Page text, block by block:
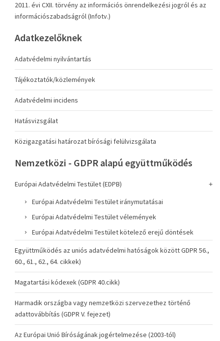
2011. évi CXII. törvény az információs önrendelkezési jogról és az
információszabadságról (Infotv.)
Adatkezelőknek
Adatvédelmi nyilvántartás
Tájékoztatók/közlemények
Adatvédelmi incidens
Hatásvizsgálat
Közigazgatási határozat bírósági felülvizsgálata
Nemzetközi - GDPR alapú együttműködés
Európai Adatvédelmi Testület (EDPB)
Európai Adatvédelmi Testület iránymutatásai
Európai Adatvédelmi Testület vélemények
Európai Adatvédelmi Testület kötelező erejű döntések
Együttműködés az uniós adatvédelmi hatóságok között GDPR 56.,
60., 61., 62., 64. cikkek)
Magatartási kódexek (GDPR 40.cikk)
Harmadik országba vagy nemzetközi szervezethez történő
adattovábbítás (GDPR V. fejezet)
Az Európai Unió Bíróságának jogértelmezése (2003-tól)